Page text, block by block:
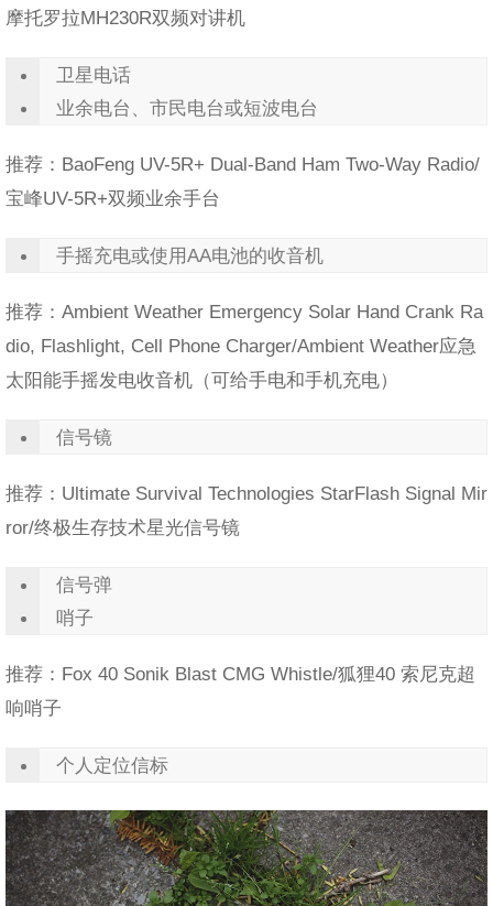
摩托罗拉MH230R双频对讲机
卫星电话
业余电台、市民电台或短波电台
推荐：BaoFeng UV-5R+ Dual-Band Ham Two-Way Radio/
宝峰UV-5R+双频业余手台
手摇充电或使用AA电池的收音机
推荐：Ambient Weather Emergency Solar Hand Crank Ra
dio, Flashlight, Cell Phone Charger/Ambient Weather应急
太阳能手摇发电收音机（可给手电和手机充电）
信号镜
推荐：Ultimate Survival Technologies StarFlash Signal Mir
ror/终极生存技术星光信号镜
信号弹
哨子
推荐：Fox 40 Sonik Blast CMG Whistle/狐狸40 索尼克超
响哨子
个人定位信标